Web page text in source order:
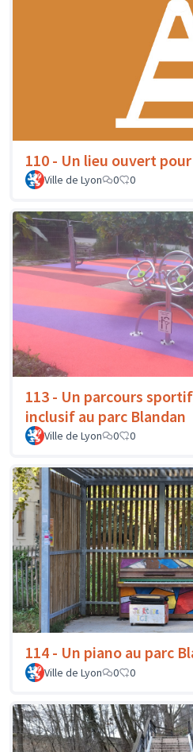
110 - Un lieu ouvert
Ville de Lyon 0 0
113 - Un parcours
inclusif au parc Blandan
Ville de Lyon 0 0
114 - Un piano au parc
Ville de Lyon
0 0